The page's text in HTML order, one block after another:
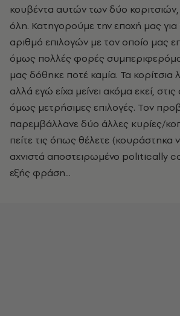
κουβέντα αυτών των δύο
όλη. Κατηγορούμε την εποχή μας
αριθμό επιλογών με τον οποίο μας
όμως πολλές φορές
μας δόθηκε ποτέ καμία. Τα κορίτσια
αλλά εγώ είχα μείνει ακόμα εκεί,
όμως μετρήσιμες επιλογές. Τον
παρεμβάλλανε δύο άλλες κυρίες/
πείτε τις όπως θέλετε (κουράστηκα
αχνιστά αποστειρωμένο politically
εξής φράση...